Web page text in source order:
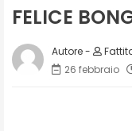
FELICE
26 febbraio